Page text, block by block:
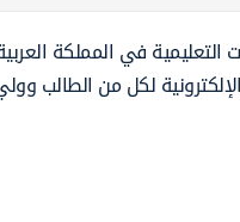
في المملكة
لكل من الطالب